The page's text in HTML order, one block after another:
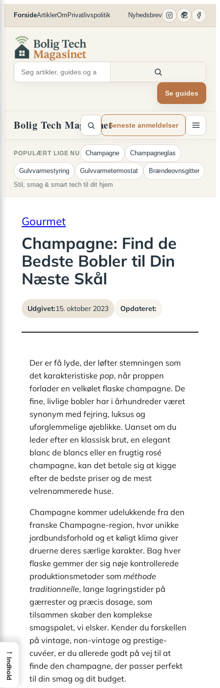
Spring
indhold
ForsideArtiklerOm Privatlivspolitik Nyhedsbrev
Se guides
Bolig Tech MagasinetSeneste anmeldelser
POPULÆRT LIGE NU Champagne Champagneglas
Gulvvarmestyring Gulvvarmetermostat
Brændeovnsgitter
Stil, smag & smart tech til dit hjem
Gourmet
Champagne: Find de
Bedste Bobler til Din
Næste Skål
Udgivet:15. oktober 2023 Opdateret:
Der er få lyde, der løfter stemningen som
det karakteristiske pop, når proppen
forlader en velkølet flaske champagne. De
fine, livlige bobler har i århundreder været
synonym med fejring, luksus og
uforglemmelige øjeblikke. Uanset om du
leder efter en klassisk brut, en elegant
blanc de blancs eller en frugtig rosé
champagne, kan det betale sig at kigge
efter de bedste priser og de mest
velrenommerede huse.
Champagne kommer udelukkende fra den
franske Champagne-region, hvor unikke
jordbundsforhold og et køligt klima giver
druerne deres særlige karakter. Bag hver
flaske gemmer der sig nøje kontrollerede
produktionsmetoder som méthode
traditionnelle, lange lagringstider på
gærrester og præcis dosage, som
tilsammen skaber den komplekse
smagspalet, vi elsker. Kender du forskellen
på vintage, non-vintage og prestige-
cuvéer, er du allerede godt på vej til at
finde den champagne, der passer perfekt
til din smag og dit budget.
→
Indhold